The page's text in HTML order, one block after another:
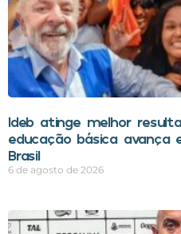
Ideb atinge melhor
educação básica
Brasil
6 de agosto de 2026